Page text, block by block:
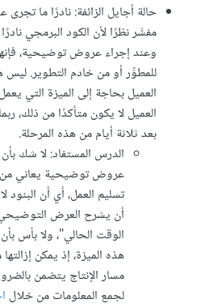
حالة أجايل الزائفة: نادرًا ما
مفسَّر نظرًا لأن الكود البرمجي
وعند إجراء عروض توضيحية،
للمطوِّر أو من خادم التطوير. ليس
العميل بحاجة إلى الميزة التي
العميل لا يكون متأكدًا من ذلك،
بعد ثلاثة أيام من هذه المرحلة.
الدرس المستفاد: لا شك بأن
عروض توضيحية يعاني
تسليم العمل، أي أن
أن يشرح العرض
الوقت الحالي"، ولا بأس
هذه الميزة، إذ يمكن
مسار الإنتاج يتضمن
لجمع المعلومات من خلال